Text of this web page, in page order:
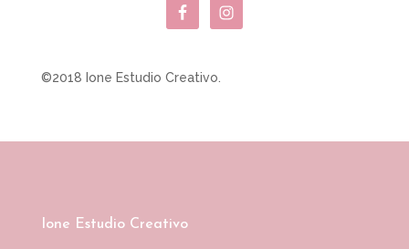
©2018 Ione Estudio Creativo.
Ione Estudio Creativo